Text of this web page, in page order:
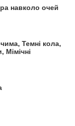
навколо очей
Темні кола,
Мімічні